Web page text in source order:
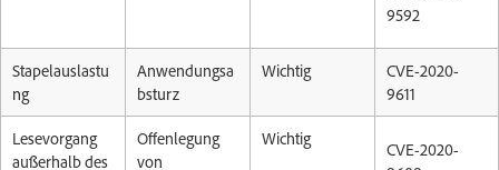
9592
Stapelauslastu
ng
Anwendungsa
bsturz
Wichtig
CVE-2020-
9611
Lesevorgang
außerhalb des
Offenlegung
von
Wichtig
CVE-2020-